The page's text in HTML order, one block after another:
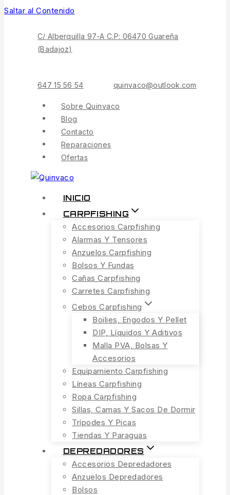
Saltar al Contenido
C/ Alberquilla 97-A C.P: 06470 Guareña
(Badajoz)
647 15 56 54 quinvaco@outlook.com
Sobre Quinvaco
Blog
Contacto
Reparaciones
Ofertas
INICIO
CARPFISHING
Accesorios Carpfishing
Alarmas Y Tensores
Anzuelos Carpfishing
Bolsos Y Fundas
Cañas Carpfishing
Carretes Carpfishing
Cebos Carpfishing
Boilies, Engodos Y Pellet
DIP, Líquidos Y Aditivos
Malla PVA, Bolsas Y
Accesorios
Equipamiento Carpfishing
Líneas Carpfishing
Ropa Carpfishing
Sillas, Camas Y Sacos De Dormir
Trípodes Y Picas
Tiendas Y Paraguas
DEPREDADORES
Accesorios Depredadores
Anzuelos Depredadores
Bolsos